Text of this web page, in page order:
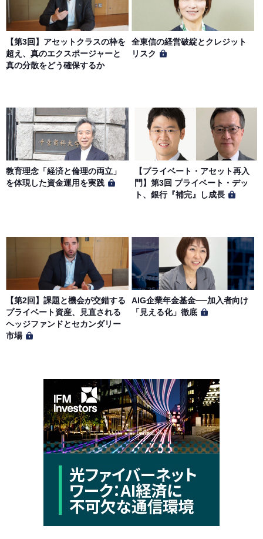
【第3回】アセットクラスの枠を
超え、真のエクスポージャーと
真の分散をどう確保するか
全東信の経営破綻とクレジット
リスク
教育理念「経済と倫理の両立」
を体現した資金運用を実践
【プライベート・アセット再入
門】第3回 プライベート・デッ
ト、銀行『補完』し成長
【第2回】課題と機会が交錯する
プライベート資産、見直される
ヘッジファンドとセカンダリー
市場
AIG企業年金基金──加入者向け
「見える化」徹底